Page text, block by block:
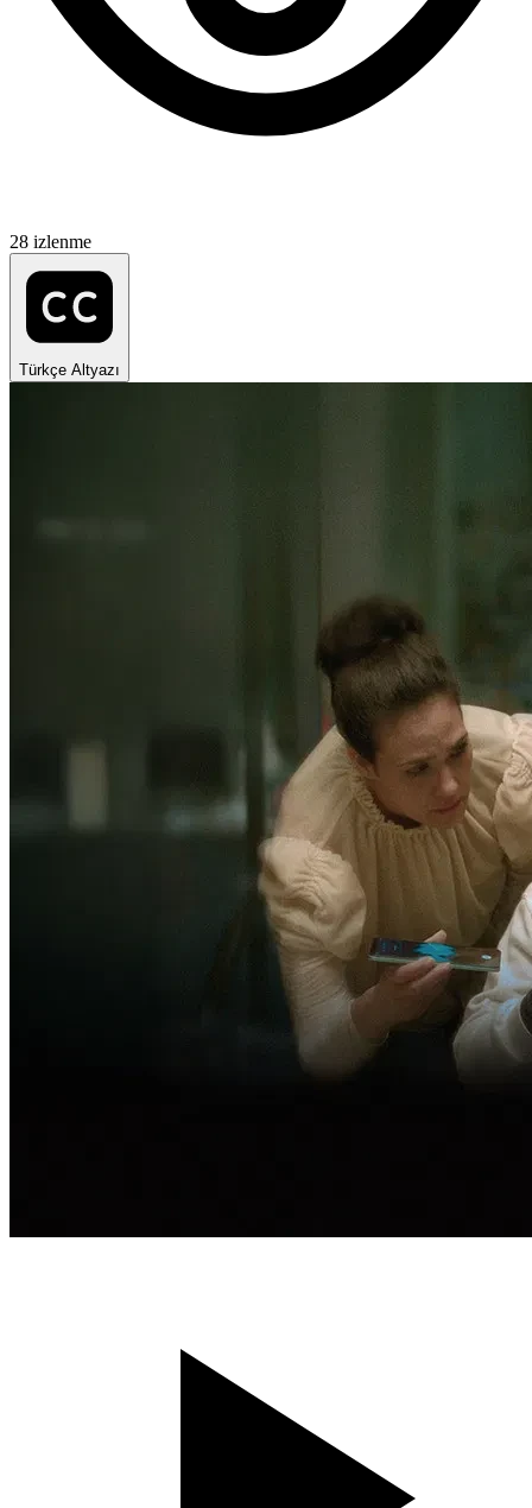
28 izlenme
Türkçe Altyazı